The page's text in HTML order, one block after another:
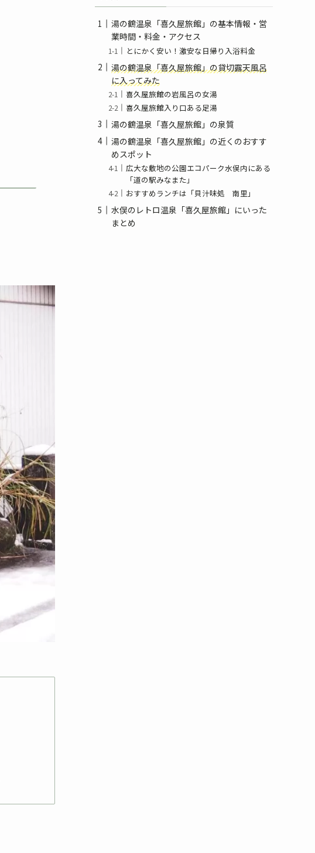
湯の鶴温泉「喜久屋旅館」の基本情報・営
業時間・料金・アクセス
とにかく安い！激安な日帰り入浴料金
湯の鶴温泉「喜久屋旅館」の貸切露天風呂
に入ってみた
喜久屋旅館の岩風呂の女湯
喜久屋旅館入り口ある足湯
湯の鶴温泉「喜久屋旅館」の泉質
湯の鶴温泉「喜久屋旅館」の近くのおすす
めスポット
広大な敷地の公園エコパーク水俣内にある
「道の駅みなまた」
おすすめランチは「貝汁味処 南里」
水俣のレトロ温泉「喜久屋旅館」にいった
まとめ